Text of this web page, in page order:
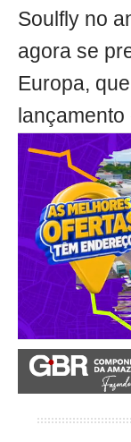
Soulfly no
agora se
Europa,